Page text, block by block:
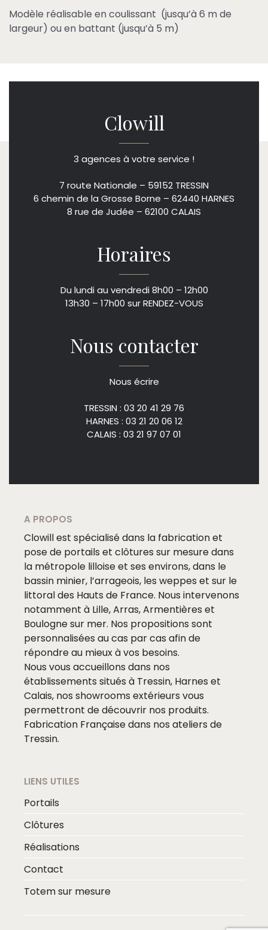
Modèle réalisable en coulissant (jusqu’à 6 m de
largeur) ou en battant (jusqu’à 5 m)
Clowill
3 agences à votre service !
7 route Nationale – 59152 TRESSIN
6 chemin de la Grosse Borne – 62440 HARNES
8 rue de Judée – 62100 CALAIS
Horaires
Du lundi au vendredi 8h00 – 12h00
13h30 – 17h00 sur RENDEZ-VOUS
Nous contacter
Nous écrire
TRESSIN : 03 20 41 29 76
HARNES : 03 21 20 06 12
CALAIS : 03 21 97 07 01
A PROPOS
Clowill est spécialisé dans la fabrication et
pose de portails et clôtures sur mesure dans
la métropole lilloise et ses environs, dans le
bassin minier, l’arrageois, les weppes et sur le
littoral des Hauts de France. Nous intervenons
notamment à Lille, Arras, Armentières et
Boulogne sur mer. Nos propositions sont
personnalisées au cas par cas afin de
répondre au mieux à vos besoins.
Nous vous accueillons dans nos
établissements situés à Tressin, Harnes et
Calais, nos showrooms extérieurs vous
permettront de découvrir nos produits.
Fabrication Française dans nos ateliers de
Tressin.
LIENS UTILES
Portails
Clôtures
Réalisations
Contact
Totem sur mesure